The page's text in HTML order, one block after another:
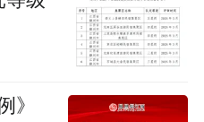
》